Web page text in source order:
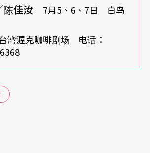
克、民众剧场、Ｏ乐团、临界点
。
相关作品则有吓吓叫剧团的《糟
──关于生活中最无关紧要的
陈佳汝 7月5、6、7日 白鸟
湾渥克咖啡剧场 电话：